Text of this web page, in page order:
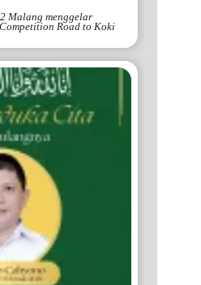
Malang menggelar
Road to Koki